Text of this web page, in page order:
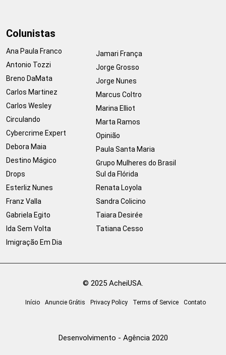
Colunistas
Ana Paula Franco
Antonio Tozzi
Breno DaMata
Carlos Martinez
Carlos Wesley
Circulando
Cybercrime Expert
Debora Maia
Destino Mágico
Drops
Esterliz Nunes
Franz Valla
Gabriela Egito
Ida Sem Volta
Imigração Em Dia
Jamari França
Jorge Grosso
Jorge Nunes
Marcus Coltro
Marina Elliot
Marta Ramos
Opinião
Paula Santa Maria
Grupo Mulheres do Brasil
Sul da Flórida
Renata Loyola
Sandra Colicino
Taiara Desirée
Tatiana Cesso
© 2025 AcheiUSA.
Início Anuncie Grátis Privacy Policy Terms of Service Contato
Desenvolvimento - Agência 2020